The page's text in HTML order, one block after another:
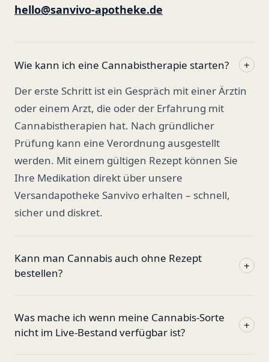
hello@sanvivo-apotheke.de
Wie kann ich eine Cannabistherapie starten?
+
Der erste Schritt ist ein Gespräch mit einer Ärztin
oder einem Arzt, die oder der Erfahrung mit
Cannabistherapien hat. Nach gründlicher
Prüfung kann eine Verordnung ausgestellt
werden. Mit einem gültigen Rezept können Sie
Ihre Medikation direkt über unsere
Versandapotheke Sanvivo erhalten – schnell,
sicher und diskret.
Kann man Cannabis auch ohne Rezept
bestellen?
+
Was mache ich wenn meine Cannabis-Sorte
nicht im Live-Bestand verfügbar ist?
+